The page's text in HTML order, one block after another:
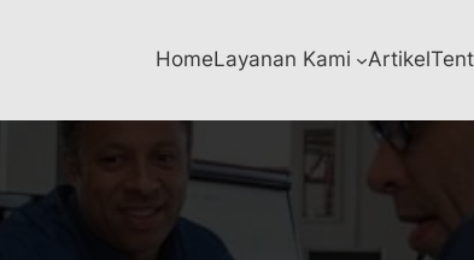
HomeLayanan Kami Artikel